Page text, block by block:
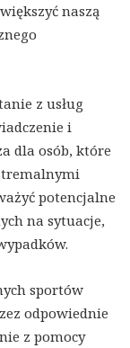
naszą
z usług
i
dla osób, które
potencjalne
na sytuacje,
sportów
odpowiednie
z pomocy